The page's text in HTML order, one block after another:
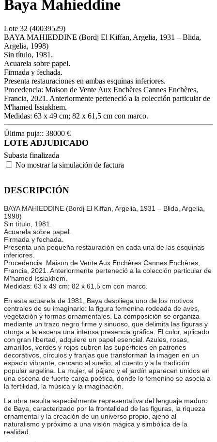
Baya Mahieddine
Lote 32 (40039529)
BAYA MAHIEDDINE (Bordj El Kiffan, Argelia, 1931 – Blida,
Argelia, 1998)
Sin título, 1981.
Acuarela sobre papel.
Firmada y fechada.
Presenta restauraciones en ambas esquinas inferiores.
Procedencia: Maison de Vente Aux Enchères Cannes Enchères,
Francia, 2021. Anteriormente perteneció a la colección particular de
M'hamed Issiakhem.
Medidas: 63 x 49 cm; 82 x 61,5 cm con marco.
Última puja:: 38000 €
LOTE ADJUDICADO
Subasta finalizada
No mostrar la simulación de factura
DESCRIPCIÓN
BAYA MAHIEDDINE (Bordj El Kiffan, Argelia, 1931 – Blida, Argelia,
1998)
Sin título, 1981.
Acuarela sobre papel.
Firmada y fechada.
Presenta una pequeña restauración en cada una de las esquinas
inferiores.
Procedencia: Maison de Vente Aux Enchères Cannes Enchères,
Francia, 2021. Anteriormente perteneció a la colección particular de
M'hamed Issiakhem.
Medidas: 63 x 49 cm; 82 x 61,5 cm con marco.
En esta acuarela de 1981, Baya despliega uno de los motivos
centrales de su imaginario: la figura femenina rodeada de aves,
vegetación y formas ornamentales. La composición se organiza
mediante un trazo negro firme y sinuoso, que delimita las figuras y
otorga a la escena una intensa presencia gráfica. El color, aplicado
con gran libertad, adquiere un papel esencial. Azules, rosas,
amarillos, verdes y rojos cubren las superficies en patrones
decorativos, círculos y franjas que transforman la imagen en un
espacio vibrante, cercano al sueño, al cuento y a la tradición
popular argelina. La mujer, el pájaro y el jardín aparecen unidos en
una escena de fuerte carga poética, donde lo femenino se asocia a
la fertilidad, la música y la imaginación.
La obra resulta especialmente representativa del lenguaje maduro
de Baya, caracterizado por la frontalidad de las figuras, la riqueza
ornamental y la creación de un universo propio, ajeno al
naturalismo y próximo a una visión mágica y simbólica de la
realidad.